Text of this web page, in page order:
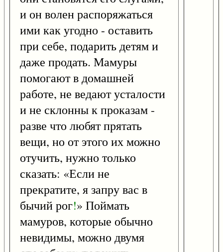
и он волен распоряжаться
ими как угодно - оставить
при себе, подарить детям и
даже продать. Мамуры
помогают в домашней
работе, не ведают усталости
и не склонны к проказам -
разве что любят прятать
вещи, но от этого их можно
отучить, нужно только
сказать: «Если не
прекратите, я запру вас в
бычий рог!» Поймать
мамуров, которые обычно
невидимы, можно двумя